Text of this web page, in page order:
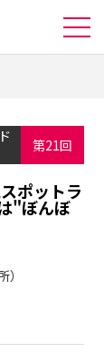
第21回
ポットラ
"ぼんぼ